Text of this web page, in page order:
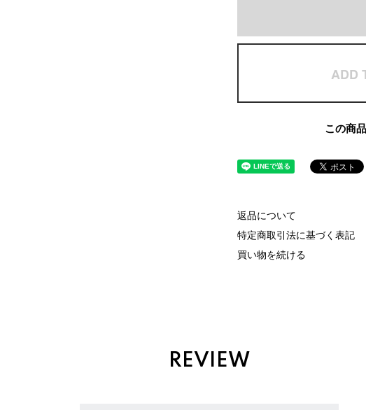
ADD
この商
返品について
特定商取引法に基づく表記
買い物を続ける
REVIEW